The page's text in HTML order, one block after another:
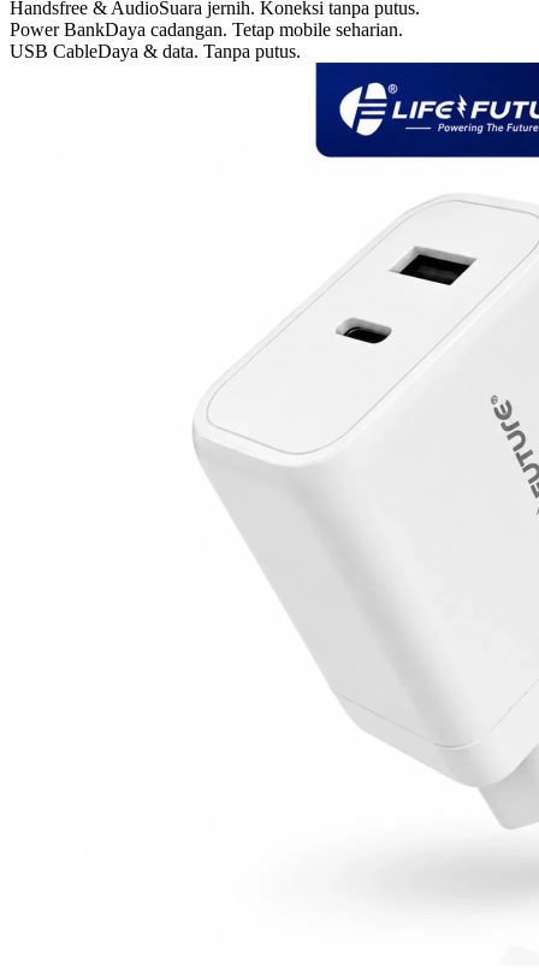
Handsfree & AudioSuara jernih. Koneksi tanpa putus.
Power BankDaya cadangan. Tetap mobile seharian.
USB CableDaya & data. Tanpa putus.